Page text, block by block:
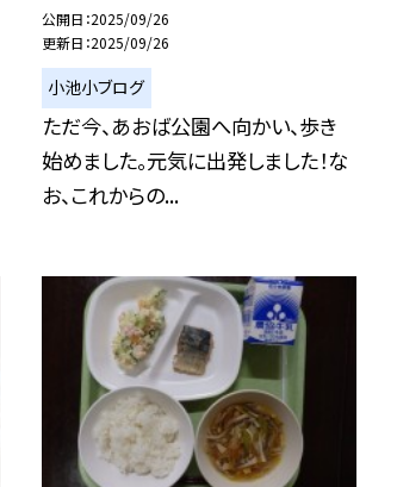
公開日 2025/09/26
更新日 2025/09/26
小池小ブログ
ただ今、あおば公園へ向かい、歩き
始めました。元気に出発しました！な
お、これからの...